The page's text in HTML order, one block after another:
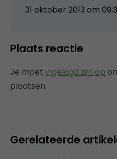
31 oktober 2013 om
Plaats reactie
Je moet ingelogd zijn op
plaatsen.
Gerelateerde